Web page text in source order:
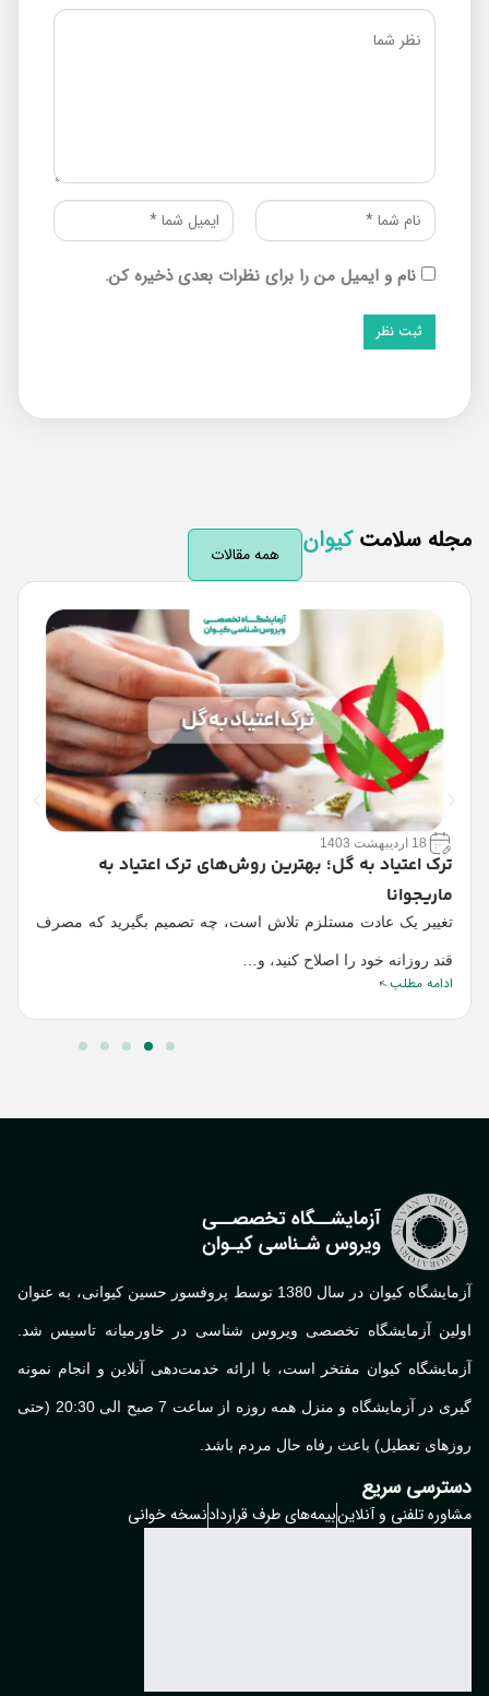
نام و ایمیل من را برای نظرات بعدی ذخیره کن.
سلامتکیوان همه مقالات
18 اردیبهشت 1403
ترک اعتیاد به گل؛ بهترین روش‌های ترک اعتیاد به
ماریجوانا
تغییر یک عادت مستلزم تلاش است، چه تصمیم بگیرید که مصرف
قند روزانه خود را اصلاح کنید، و…
ادامه مطلب
آزمایشگاه کیوان در سال 1380 توسط پروفسور حسین کیوانی، به عنوان
آزمایشگاه تخصصی ویروس شناسی در خاورمیانه تاسیس شد.
کیوان مفتخر است، با ارائه خدمت‌دهی آنلاین و انجام نمونه
گیری در آزمایشگاه و منزل همه روزه از ساعت 7 صبح الی 20:30 (حتی
تعطیل) باعث رفاه حال مردم باشد.
سریع
تلفنی و آنلاینبیمه‌های طرف قراردادنسخه خوانی